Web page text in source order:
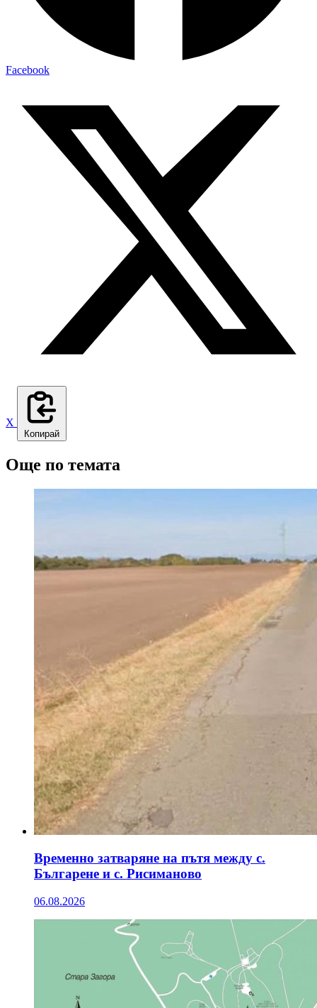
Facebook
X
Копирай
Още по темата
Временно затваряне на пътя между с.
Българене и с. Рисиманово
06.08.2026